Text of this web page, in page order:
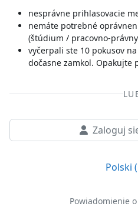
nesprávne prihlasovacie
nemáte potrebné
(štúdium / pracovno-
vyčerpali ste 10 pokusov
dočasne zamkol. Opakujte
Zaloguj
Polski
Powiadomienie